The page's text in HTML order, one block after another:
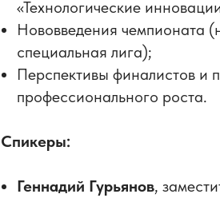
«Технологические
Нововведения чемпионата
специальная лига);
Перспективы финалистов и
профессионального роста.
Спикеры:
Геннадий Гурьянов,